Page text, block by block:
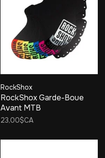
RockShox
RockShox Garde-Boue
Avant MTB
23,00$CA